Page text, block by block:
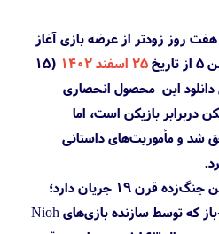
پیش-دانلود Rise of the Ronin هفت روز زودتر از عرضه بازی آغاز
۲۵ اسفند ۱۴۰۲
(۱۵
دانلود این محصول انحصاری
دربرابر بازیکن است، اما
شد و مأموریت‌های داستانی
بازی Rise of The Ronin در ژاپن جنگ‌زده قرن ۱۹ جریان دارد؛
اثری اکشن-نقش‌آفرینی جهان-باز که توسط سازنده بازی‌های Nioh